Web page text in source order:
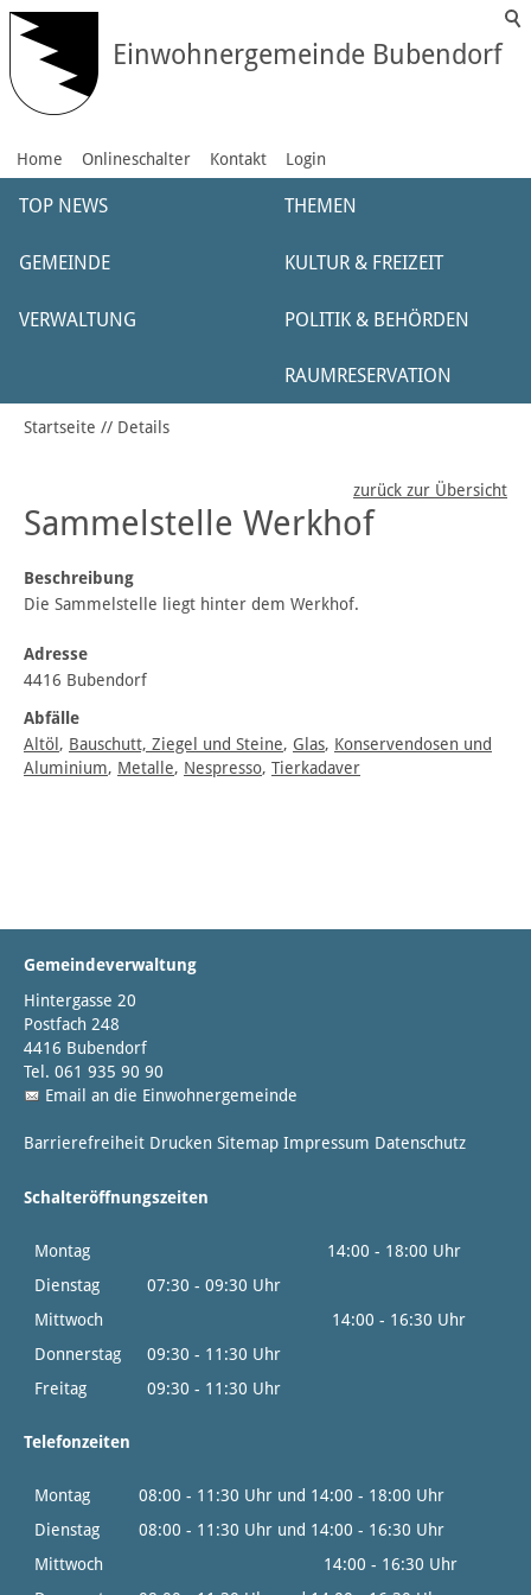
Einwohnergemeinde Bubendorf
Home Onlineschalter Kontakt Login
TOP NEWS THEMEN
GEMEINDE KULTUR & FREIZEIT
VERWALTUNG POLITIK & BEHÖRDEN
RAUMRESERVATION
Startseite Details
zurück zur Übersicht
Sammelstelle Werkhof
Beschreibung
Die Sammelstelle liegt hinter dem Werkhof.
Adresse
4416 Bubendorf
Abfälle
Altöl , Bauschutt, Ziegel und Steine, Glas, Konservendosen und
Aluminium, Metalle, Nespresso, Tierkadaver
Gemeindeverwaltung
Hintergasse 20
Postfach 248
4416 Bubendorf
Tel. 061 935 90 90
Email an die Einwohnergemeinde
Barrierefreiheit Drucken Sitemap Impressum Datenschutz
Schalteröffnungszeiten
Montag
14:00 - 18:00 Uhr
Dienstag
07:30 - 09:30 Uhr
Mittwoch
14:00 - 16:30 Uhr
Donnerstag
09:30 - 11:30 Uhr
Freitag
09:30 - 11:30 Uhr
Telefonzeiten
Montag
08:00 - 11:30 Uhr und 14:00 - 18:00 Uhr
Dienstag
08:00 - 11:30 Uhr und 14:00 - 16:30 Uhr
Mittwoch
14:00 - 16:30 Uhr